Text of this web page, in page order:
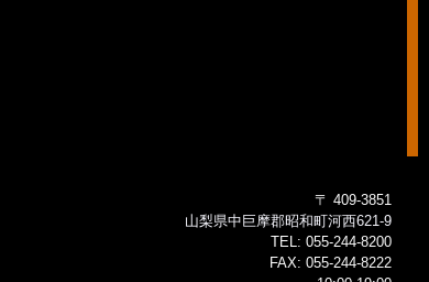
〒 409-3851
山梨県中巨摩郡昭和町河西621-9
TEL: 055-244-8200
FAX: 055-244-8222